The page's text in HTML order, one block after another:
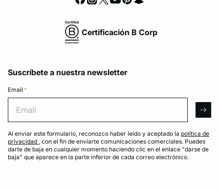
Certificación B Corp
Suscríbete a nuestra newsletter
Email *
Al enviar este formulario, reconozco haber leído y aceptado la política de
privacidad , con el fin de enviarte comunicaciones comerciales. Puedes
darte de baja en cualquier momento haciendo clic en el enlace "darse de
baja" que aparece en la parte inferior de cada correo electrónico.